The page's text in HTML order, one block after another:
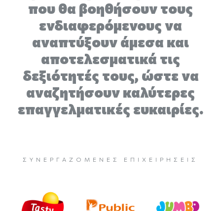
που θα βοηθήσουν τους
ενδιαφερόμενους να
αναπτύξουν άμεσα και
αποτελεσματικά τις
δεξιότητές τους, ώστε να
αναζητήσουν καλύτερες
επαγγελματικές ευκαιρίες.
ΣΥΝΕΡΓΑΖΌΜΕΝΕΣ ΕΠΙΧΕΙΡΉΣΕΙΣ